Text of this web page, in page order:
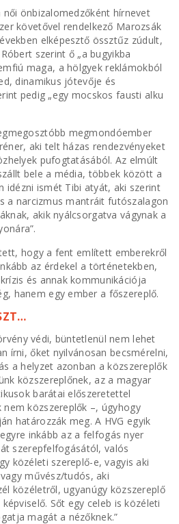
önbizalomedzőként hírnevet
követővel rendelkező Marozsák
elképesztő össztűz zúdult,
szerint ő „a bugyikba
maga, a hölgyek reklámokból
dinamikus jótevője és
pedig „egy mocskos fausti alku
megmondóember
aki telt házas rendezvényeket
pufogtatásából. Az elmúlt
bele a média, többek között a
idézni ismét Tibi atyát, aki szerint
a narcizmus mantráit futószalagon
akik nyálcsorgatva vágynak a
hogy a fent említett emberekről
az érdekel a történetekben,
és annak kommunikációja
hanem egy ember a főszereplő.
védi, büntetlenül nem lehet
írni, őket nyilvánosan becsmérelni,
a helyzet azonban a közszereplők
közszereplőnek, az a magyar
barátai előszeretettel
közszereplők –, úgyhogy
határozzák meg. A HVG egyik
inkább az a felfogás nyer
szerepfelfogásától, valós
közéleti szereplő-e, vagyis aki
művész/tudós, aki
közéletről, ugyanúgy közszereplő
Sőt egy celeb is közéleti
magát a nézőknek.”